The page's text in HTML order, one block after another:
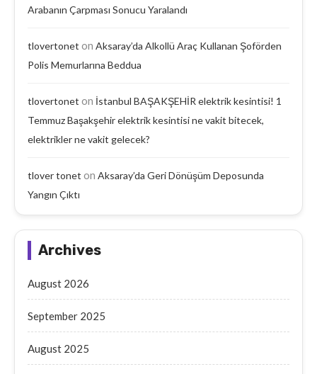
Arabanın Çarpması Sonucu Yaralandı
tlovertonet on Aksaray’da Alkollü Araç Kullanan Şoförden
Polis Memurlarına Beddua
tlovertonet on İstanbul BAŞAKŞEHİR elektrik kesintisi! 1
Temmuz Başakşehir elektrik kesintisi ne vakit bitecek,
elektrikler ne vakit gelecek?
tlover tonet on Aksaray’da Geri Dönüşüm Deposunda
Yangın Çıktı
Archives
August 2026
September 2025
August 2025